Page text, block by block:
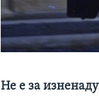
Не е за